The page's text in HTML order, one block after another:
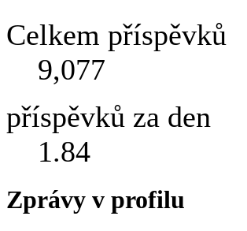
Celkem příspěvků
9,077
příspěvků za den
1.84
Zprávy v profilu